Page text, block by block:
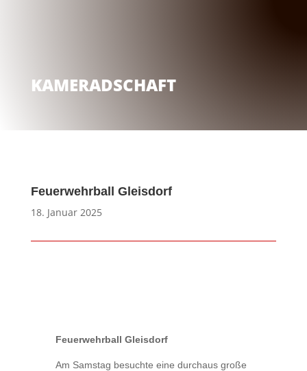
KAMERADSCHAFT
Feuerwehrball Gleisdorf
18. Januar 2025
Feuerwehrball Gleisdorf
Am Samstag besuchte eine durchaus große